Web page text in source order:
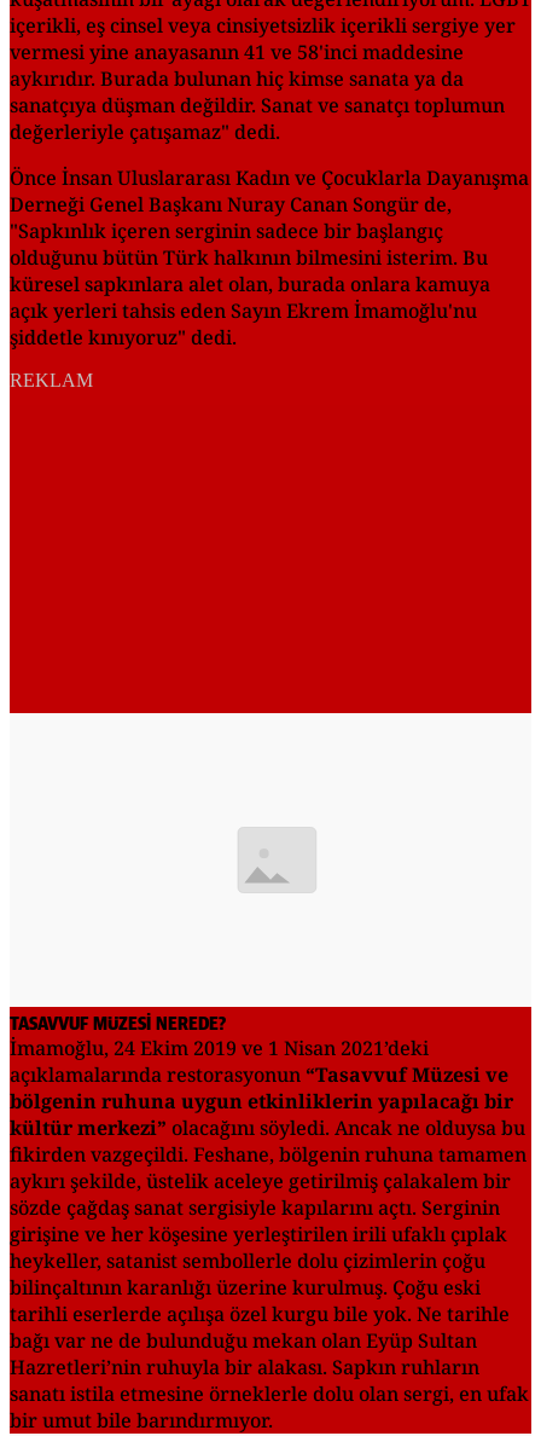
içerikli, eş cinsel veya cinsiyetsizlik içerikli sergiye yer
vermesi yine anayasanın 41 ve 58'inci maddesine
aykırıdır. Burada bulunan hiç kimse sanata ya da
sanatçıya düşman değildir. Sanat ve sanatçı toplumun
değerleriyle çatışamaz" dedi.
Önce İnsan Uluslararası Kadın ve Çocuklarla Dayanışma
Derneği Genel Başkanı Nuray Canan Songür de,
"Sapkınlık içeren serginin sadece bir başlangıç
olduğunu bütün Türk halkının bilmesini isterim. Bu
küresel sapkınlara alet olan, burada onlara kamuya
açık yerleri tahsis eden Sayın Ekrem İmamoğlu'nu
şiddetle kınıyoruz" dedi.
REKLAM
TASAVVUF MÜZESİ NEREDE?
İmamoğlu, 24 Ekim 2019 ve 1 Nisan 2021’deki
açıklamalarında restorasyonun “Tasavvuf Müzesi ve
bölgenin ruhuna uygun etkinliklerin yapılacağı bir
kültür merkezi” olacağını söyledi. Ancak ne olduysa bu
fikirden vazgeçildi. Feshane, bölgenin ruhuna tamamen
aykırı şekilde, üstelik aceleye getirilmiş çalakalem bir
sözde çağdaş sanat sergisiyle kapılarını açtı. Serginin
girişine ve her köşesine yerleştirilen irili ufaklı çıplak
heykeller, satanist sembollerle dolu çizimlerin çoğu
bilinçaltının karanlığı üzerine kurulmuş. Çoğu eski
tarihli eserlerde açılışa özel kurgu bile yok. Ne tarihle
bağı var ne de bulunduğu mekan olan Eyüp Sultan
Hazretleri’nin ruhuyla bir alakası. Sapkın ruhların
sanatı istila etmesine örneklerle dolu olan sergi, en ufak
bir umut bile barındırmıyor.